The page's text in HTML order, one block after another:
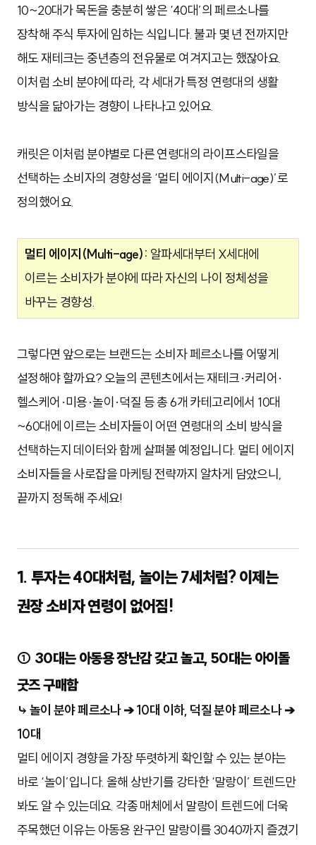
10~20대가 목돈을 충분히 쌓은 ‘40대’의 페르소나를
장착해 주식 투자에 임하는 식입니다. 불과 몇 년 전까지만
해도 재테크는 중년층의 전유물로 여겨지고는 했잖아요.
이처럼 소비 분야에 따라, 각 세대가 특정 연령대의 생활
방식을 닮아가는 경향이 나타나고 있어요.
캐릿은 이처럼 분야별로 다른 연령대의 라이프스타일을
선택하는 소비자의 경향성을 ‘멀티 에이지(Multi-age)’로
정의했어요.
멀티 에이지(Multi-age): 알파세대부터 X세대에
이르는 소비자가 분야에 따라 자신의 나이 정체성을
바꾸는 경향성.
그렇다면 앞으로는 브랜드는 소비자 페르소나를 어떻게
설정해야 할까요? 오늘의 콘텐츠에서는 재테크·커리어 ·
헬스케어 ·미용·놀이 ·덕질 등 총 6개 카테고리에서 10대
~60대에 이르는 소비자들이 어떤 연령대의 소비 방식을
선택하는지 데이터와 함께 살펴볼 예정입니다. 멀티 에이지
소비자들을 사로잡을 마케팅 전략까지 알차게 담았으니,
끝까지 정독해 주세요!
1. 투자는 40대처럼, 놀이는 7세처럼? 이제는
권장 소비자 연령이 없어짐!
① 30대는 아동용 장난감 갖고 놀고, 50대는 아이돌
굿즈 구매함
⤷ 놀이 분야 페르소나 ➔ 10대 이하, 덕질 분야 페르소나 ➔
10대
멀티 에이지 경향을 가장 뚜렷하게 확인할 수 있는 분야는
바로 ‘놀이’입니다. 올해 상반기를 강타한 ‘말랑이’ 트렌드만
봐도 알 수 있는데요. 각종 매체에서 말랑이 트렌드에 더욱
주목했던 이유는 아동용 완구인 말랑이를 3040까지 즐겼기